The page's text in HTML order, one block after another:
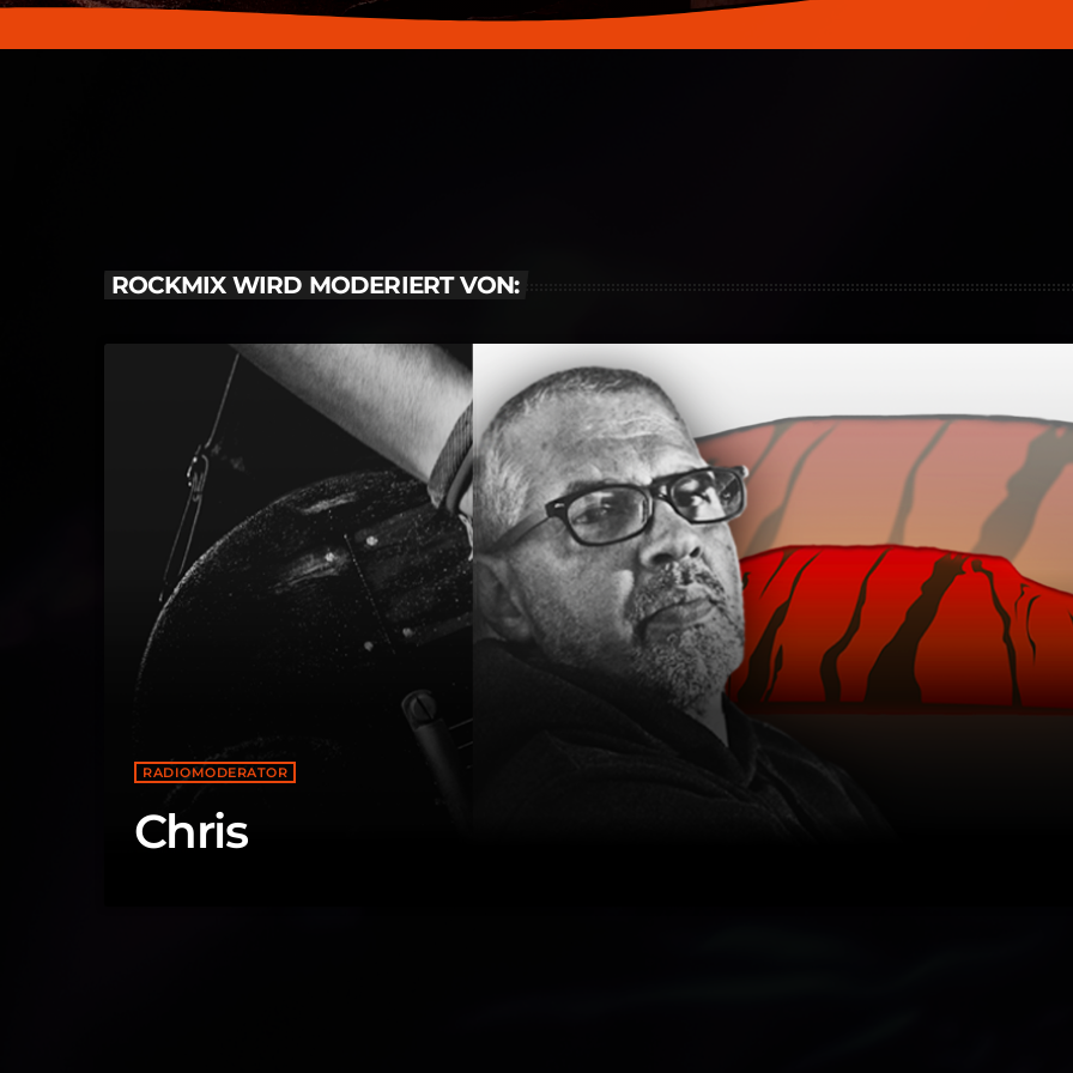
ROCKMIX WIRD MODERIERT VON:
RADIOMODERATOR
Chris